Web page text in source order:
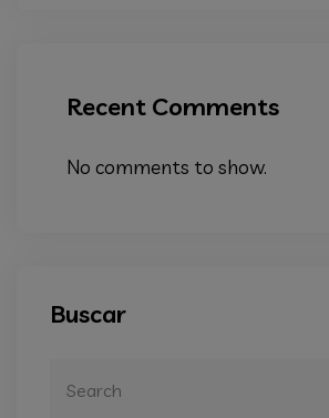
Recent Comments
No comments to show.
Buscar